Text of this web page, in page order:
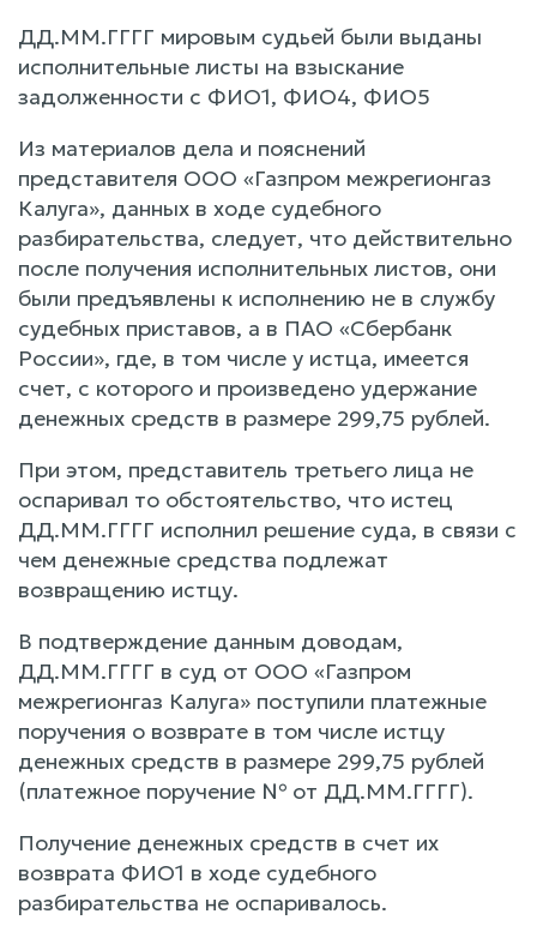
ДД.ММ.ГГГГ мировым судьей были выданы
исполнительные листы на взыскание
задолженности с ФИО1, ФИО4, ФИО5
Из материалов дела и пояснений
представителя ООО «Газпром межрегионгаз
Калуга», данных в ходе судебного
разбирательства, следует, что действительно
после получения исполнительных листов, они
были предъявлены к исполнению не в службу
судебных приставов, а в ПАО «Сбербанк
России», где, в том числе у истца, имеется
счет, с которого и произведено удержание
денежных средств в размере 299,75 рублей.
При этом, представитель третьего лица не
оспаривал то обстоятельство, что истец
ДД.ММ.ГГГГ исполнил решение суда, в связи с
чем денежные средства подлежат
возвращению истцу.
В подтверждение данным доводам,
ДД.ММ.ГГГГ в суд от ООО «Газпром
межрегионгаз Калуга» поступили платежные
поручения о возврате в том числе истцу
денежных средств в размере 299,75 рублей
(платежное поручение № от ДД.ММ.ГГГГ).
Получение денежных средств в счет их
возврата ФИО1 в ходе судебного
разбирательства не оспаривалось.